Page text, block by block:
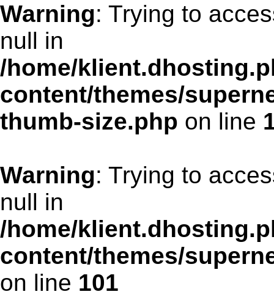
Warning: Trying to
null in
/home/
content/themes/
thumb-size.php on line
Warning: Trying to
null in
/home/
content/themes/
on line 101